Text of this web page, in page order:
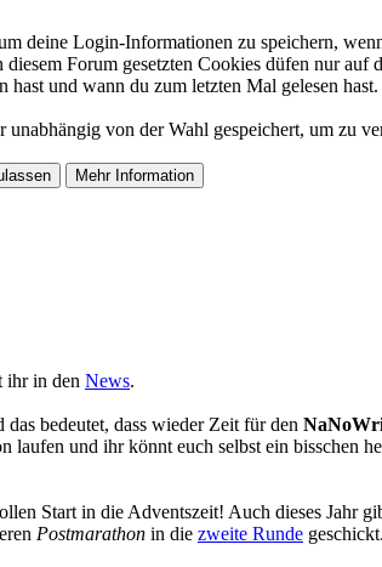
deine Login-Informationen zu speichern,
Forum gesetzten Cookies düfen nur
hast und wann du zum letzten Mal gelesen
von der Wahl gespeichert, um zu
ihr in den News.
bedeutet, dass wieder Zeit für den
laufen und ihr könnt euch selbst ein bisschen
Start in die Adventszeit! Auch dieses Jahr
Postmarathon in die zweite Runde geschickt.